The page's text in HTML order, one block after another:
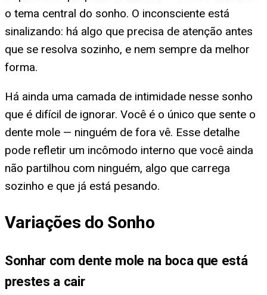
o tema central do sonho. O inconsciente está
sinalizando: há algo que precisa de atenção antes
que se resolva sozinho, e nem sempre da melhor
forma.
Há ainda uma camada de intimidade nesse sonho
que é difícil de ignorar. Você é o único que sente o
dente mole — ninguém de fora vê. Esse detalhe
pode refletir um incômodo interno que você ainda
não partilhou com ninguém, algo que carrega
sozinho e que já está pesando.
Variações do Sonho
Sonhar com dente mole na boca que está
prestes a cair